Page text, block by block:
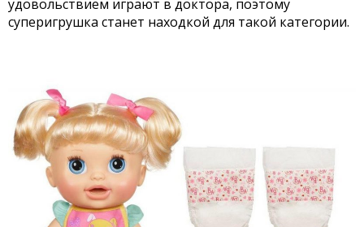
удовольствием играют в доктора, поэтому
суперигрушка станет находкой для такой категории.